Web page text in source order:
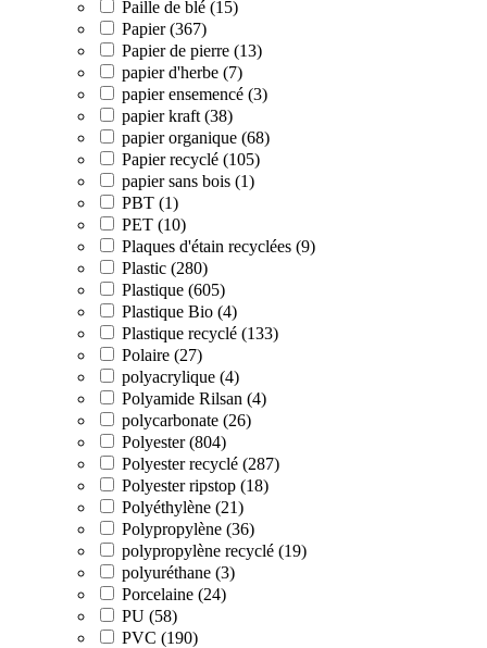
Paille de blé (15)
Papier (367)
Papier de pierre (13)
papier d'herbe (7)
papier ensemencé (3)
papier kraft (38)
papier organique (68)
Papier recyclé (105)
papier sans bois (1)
PBT (1)
PET (10)
Plaques d'étain recyclées (9)
Plastic (280)
Plastique (605)
Plastique Bio (4)
Plastique recyclé (133)
Polaire (27)
polyacrylique (4)
Polyamide Rilsan (4)
polycarbonate (26)
Polyester (804)
Polyester recyclé (287)
Polyester ripstop (18)
Polyéthylène (21)
Polypropylène (36)
polypropylène recyclé (19)
polyuréthane (3)
Porcelaine (24)
PU (58)
PVC (190)